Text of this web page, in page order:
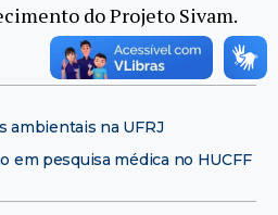
do Projeto Sivam.
ambientais na UFRJ
em pesquisa médica no HUCFF